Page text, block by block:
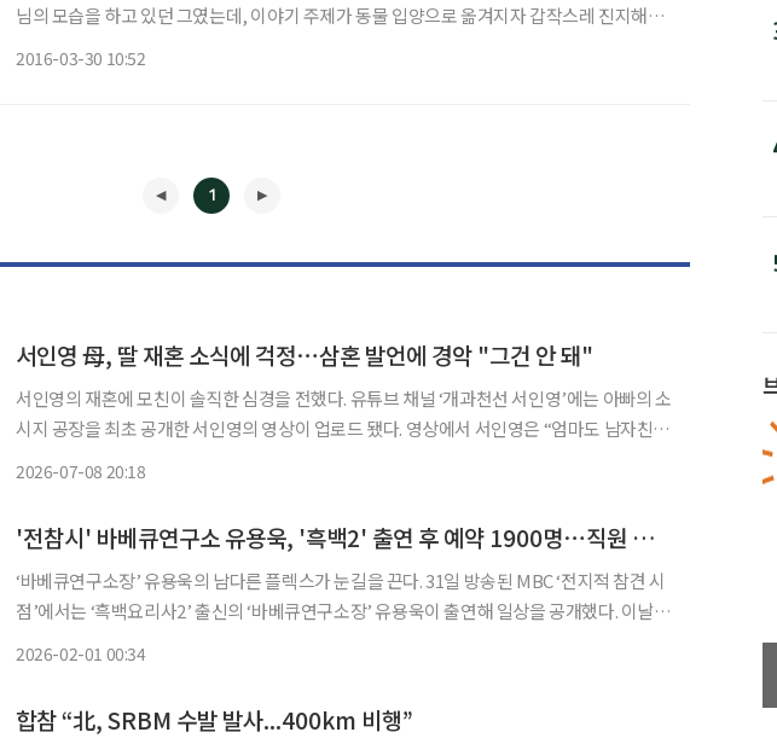
님의 모습을 하고 있던 그였는데, 이야기 주제가 동물 입양으로 옮겨지자 갑작스레 진지해졌
2016-03-30 10:52
◀
1
▶
서인영 母, 딸 재혼 소식에 걱정⋯삼혼 발언에 경악 "그건 안 돼"
서인영의 재혼에 모친이 솔직한 심경을 전했다. 유튜브 채널 ‘개과천선 서인영’에는 아빠의 소
시지 공장을 최초 공개한 서인영의 영상이 업로드 됐다. 영상에서 서인영은 “엄마도 남자친구
2026-07-08 20:18
'전참시' 바베큐연구소 유용욱, '흑백2' 출연 후 예약 1900명⋯직원 전원에 워치 선물까지
‘바베큐연구소장’ 유용욱의 남다른 플렉스가 눈길을 끈다. 31일 방송된 MBC ‘전지적 참견 시
점’에서는 ‘흑백요리사2’ 출신의 ‘바베큐연구소장’ 유용욱이 출연해 일상을 공개했다. 이날
2026-02-01 00:34
합참 “北, SRBM 수발 발사...400km 비행”